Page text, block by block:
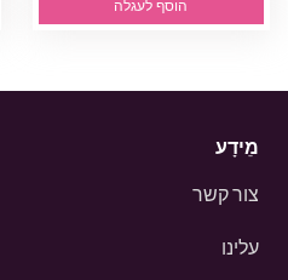
הוסף לעגלה
מֵידָע
צור קשר
עלינו